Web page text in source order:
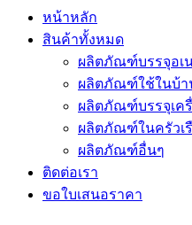
หน้าหลัก
สินค้าทั้งหมด
ผลิตภัณฑ์บรรจุอเ
ผลิตภัณฑ์ใช้ในบ้า
ผลิตภัณฑ์บรรจุเค
ผลิตภัณฑ์ในครัวเ
ผลิตภัณฑ์อื่นๆ
ติดต่อเรา
ขอใบเสนอราคา